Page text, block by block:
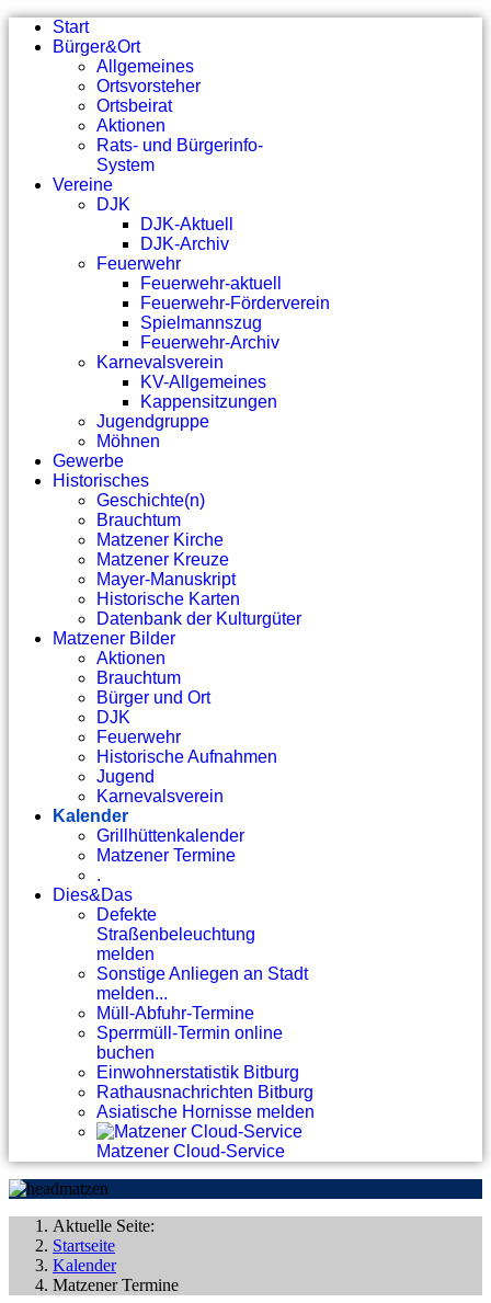
Start
Bürger&Ort
Allgemeines
Ortsvorsteher
Ortsbeirat
Aktionen
Rats- und Bürgerinfo-
System
Vereine
DJK
DJK-Aktuell
DJK-Archiv
Feuerwehr
Feuerwehr-aktuell
Feuerwehr-Förderverein
Spielmannszug
Feuerwehr-Archiv
Karnevalsverein
KV-Allgemeines
Kappensitzungen
Jugendgruppe
Möhnen
Gewerbe
Historisches
Geschichte(n)
Brauchtum
Matzener Kirche
Matzener Kreuze
Mayer-Manuskript
Historische Karten
Datenbank der Kulturgüter
Matzener Bilder
Aktionen
Brauchtum
Bürger und Ort
DJK
Feuerwehr
Historische Aufnahmen
Jugend
Karnevalsverein
Kalender
Grillhüttenkalender
Matzener Termine
.
Dies&Das
Defekte
Straßenbeleuchtung
melden
Sonstige Anliegen an Stadt
melden...
Müll-Abfuhr-Termine
Sperrmüll-Termin online
buchen
Einwohnerstatistik Bitburg
Rathausnachrichten Bitburg
Asiatische Hornisse melden
Matzener Cloud-Service
Aktuelle Seite:
Startseite
Kalender
Matzener Termine